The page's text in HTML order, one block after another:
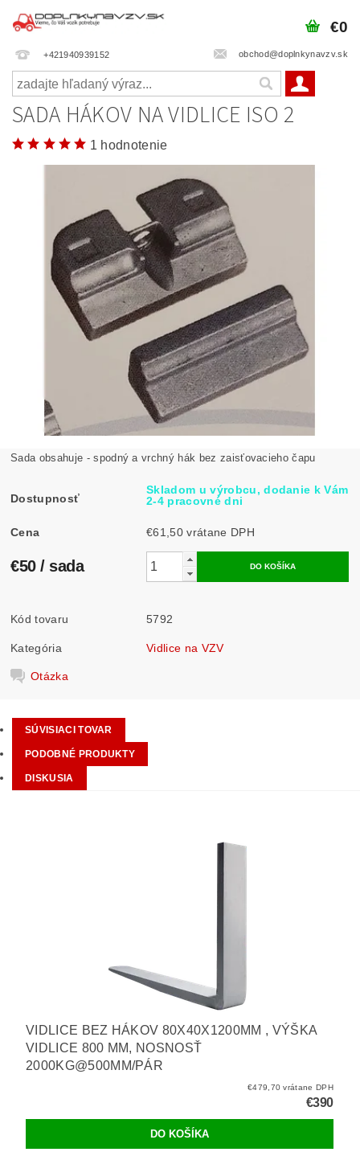
+421940939152 obchod@doplnkynavzv.sk
€0
SADA HÁKOV NA VIDLICE ISO 2
1 hodnotenie
Sada obsahuje - spodný a vrchný hák bez zaisťovacieho čapu
Dostupnosť
Skladom u výrobcu, dodanie k Vám
2-4 pracovné dni
Cena €61,50 vrátane DPH
€50/ sada
Kód tovaru 5792
Kategória Vidlice na VZV
Otázka
SÚVISIACI TOVAR
PODOBNÉ PRODUKTY
DISKUSIA
VIDLICE BEZ HÁKOV 80X40X1200MM , VÝŠKA
VIDLICE 800 MM, NOSNOSŤ
2000KG@500MM/PÁR
€479,70 vrátane DPH
€390